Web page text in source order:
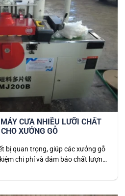
CƯA NHIỀU LƯỠI CHẤT
XƯỞNG GỖ
bị quan trọng, giúp các xưởng gỗ
chi phí và đảm bảo chất lượng
nắm rõ các tiêu chí quan trọng